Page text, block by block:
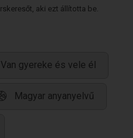
aki ezt állította be.
Van gyereke és vele él
Magyar anyanyelvű